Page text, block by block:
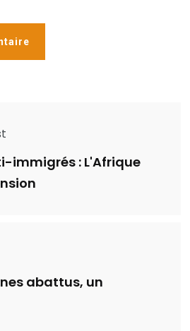
immigrés : L'Afrique
abattus, un